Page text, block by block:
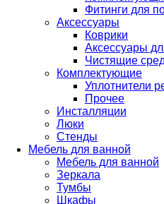
Фитинги для
Аксессуары
Коврики
Аксессуары
Чистящие
Комплектующие
Уплотнители
Прочее
Инсталляции
Люки
Стенды
Мебель для ванной
Мебель для ванной
Зеркала
Тумбы
Шкафы